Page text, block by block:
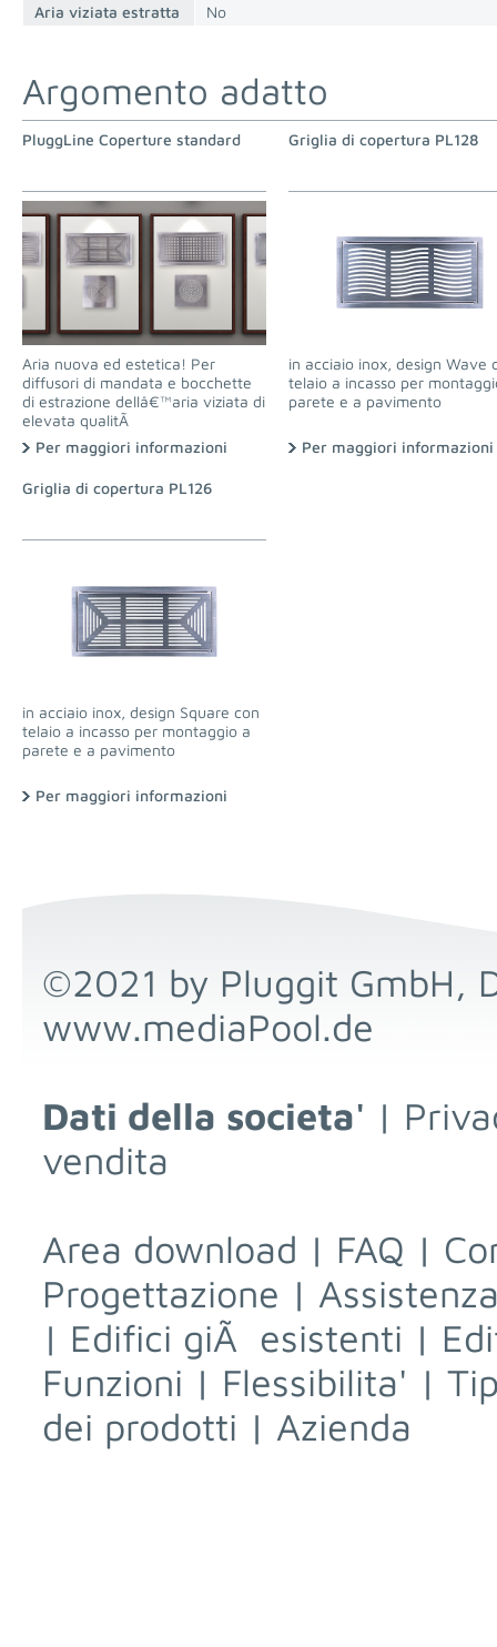
Aria viziata estratta
No
Argomento adatto
PluggLine Coperture standard
Aria nuova ed estetica! Per
diffusori di mandata e bocchette
di estrazione dellâ€™aria viziata di
elevata qualitÃ
Per maggiori informazioni
Griglia di copertura PL128
in acciaio inox, design Wave
telaio a incasso per
parete e a pavimento
Per maggiori informazioni
Griglia di copertura PL126
in acciaio inox, design Square con
telaio a incasso per montaggio a
parete e a pavimento
Per maggiori informazioni
©2021 by Pluggit GmbH,
www.mediaPool.de
Dati della societa' |
vendita
Area download | FAQ |
Progettazione |
| Edifici giÃ esistenti |
Funzioni | Flessibilita' |
dei prodotti | Azienda